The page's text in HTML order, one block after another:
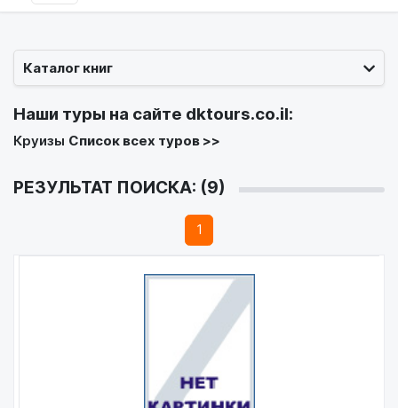
Каталог книг
Наши туры на сайте dktours.co.il:
Круизы Список всех туров >>
РЕЗУЛЬТАТ ПОИСКА: (9)
1